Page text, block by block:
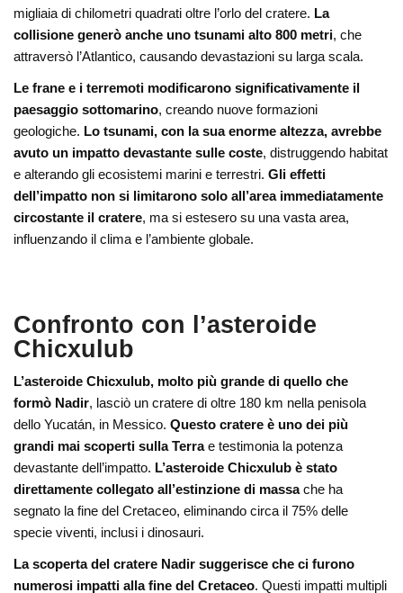
migliaia di chilometri quadrati oltre l’orlo del cratere. La
collisione generò anche uno tsunami alto 800 metri, che
attraversò l’Atlantico, causando devastazioni su larga scala.
Le frane e i terremoti modificarono significativamente il
paesaggio sottomarino, creando nuove formazioni
geologiche. Lo tsunami, con la sua enorme altezza, avrebbe
avuto un impatto devastante sulle coste, distruggendo habitat
e alterando gli ecosistemi marini e terrestri.Gli effetti
dell’impatto non si limitarono solo all’area immediatamente
circostante il cratere, ma si estesero su una vasta area,
influenzando il clima e l’ambiente globale.
Confronto con l’asteroide
Chicxulub
L’asteroide Chicxulub, molto più grande di quello che
formò Nadir, lasciò un cratere di oltre 180 km nella penisola
dello Yucatán, in Messico.Questo cratere è uno dei più
grandi mai scoperti sulla Terrae testimonia la potenza
devastante dell’impatto. L’asteroide Chicxulub è stato
direttamente collegato all’estinzione di massache ha
segnato la fine del Cretaceo, eliminando circa il 75% delle
specie viventi, inclusi i dinosauri.
La scoperta del cratere Nadir suggerisce che ci furono
numerosi impatti alla fine del Cretaceo. Questi impatti multipli